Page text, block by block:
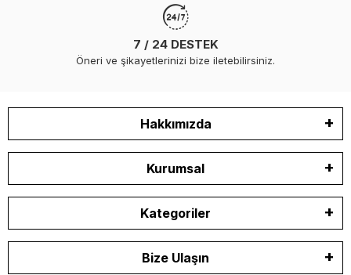
7 / 24 DESTEK
Öneri ve şikayetlerinizi bize iletebilirsiniz.
Hakkımızda
Kurumsal
Kategoriler
Bize Ulaşın